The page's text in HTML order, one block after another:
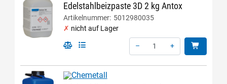
Edelstahlbeizpaste 3D 2 kg Antox
Artikelnummer: 5012980035
nicht auf Lager
–
+